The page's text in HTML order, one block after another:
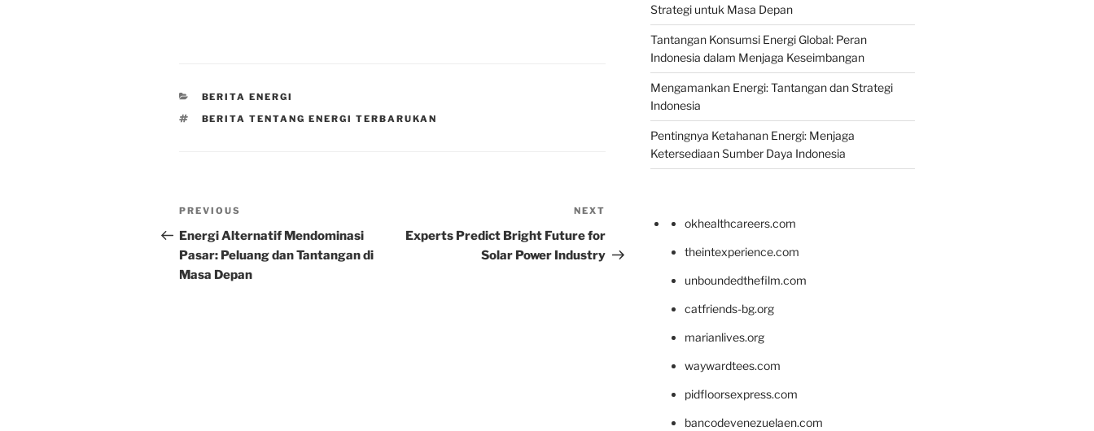
CATEGORIES
BERITA ENERGI
TAGS
BERITA TENTANG ENERGI TERBARUKAN
Post
navigation
Previous
Post
PREVIOUS
Energi Alternatif Mendominasi
Pasar: Peluang dan Tantangan di
Masa Depan
Post
NEXT
Experts Predict Bright Future for
Solar Power Industry
Strategi untuk Masa Depan
Tantangan Konsumsi Energi Global: Peran
Indonesia dalam Menjaga Keseimbangan
Mengamankan Energi: Tantangan dan Strategi
Indonesia
Pentingnya Ketahanan Energi: Menjaga
Ketersediaan Sumber Daya Indonesia
okhealthcareers.com
theintexperience.com
unboundedthefilm.com
catfriends-bg.org
marianlives.org
waywardtees.com
pidfloorsexpress.com
bancodevenezuelaen.com